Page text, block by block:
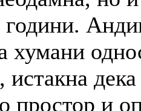
хумани
истакна
простор и